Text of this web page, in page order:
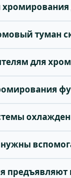
туман
для